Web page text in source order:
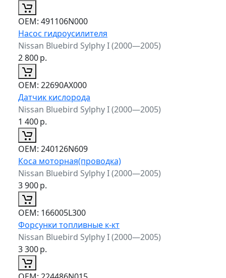
ОЕМ: 491106N000
Насос гидроусилителя
Nissan Bluebird Sylphy I (2000—2005)
2 800р.
ОЕМ: 22690AX000
Датчик кислорода
Nissan Bluebird Sylphy I (2000—2005)
1 400р.
ОЕМ: 240126N609
Коса моторная(проводка)
Nissan Bluebird Sylphy I (2000—2005)
3 900р.
ОЕМ: 166005L300
Форсунки топливные к-кт
Nissan Bluebird Sylphy I (2000—2005)
3 300р.